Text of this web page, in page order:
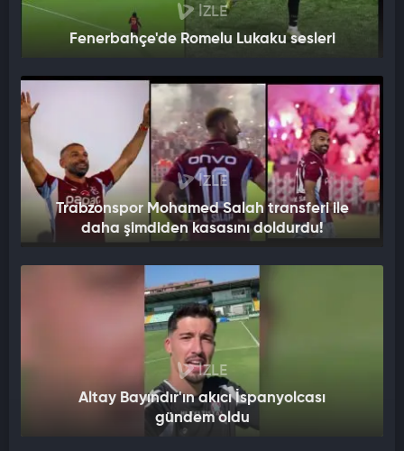
İZLE
Fenerbahçe'de Romelu Lukaku sesleri
İZLE
Trabzonspor Mohamed Salah transferi ile
daha şimdiden kasasını doldurdu!
İZLE
Altay Bayındır'ın akıcı İspanyolcası
gündem oldu